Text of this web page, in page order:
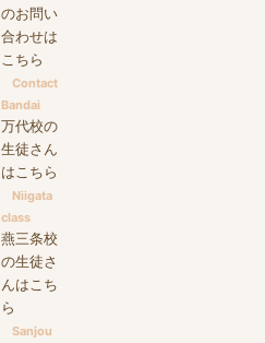
のお問い
合わせは
こちら
Contact
Bandai
万代校の
生徒さん
はこちら
Niigata
class
燕三条校
の生徒さ
んはこち
ら
Sanjou